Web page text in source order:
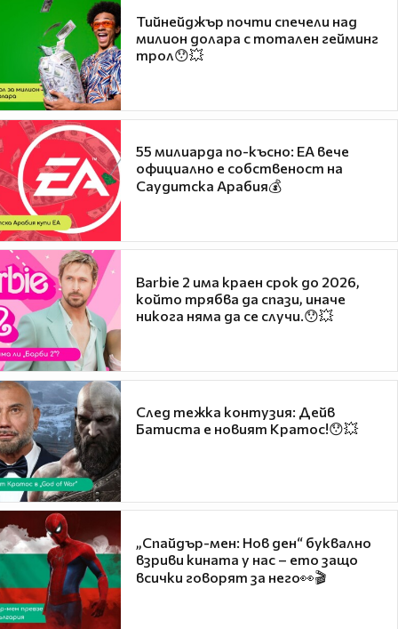
Тийнейджър почти спечели над
милион долара с тотален гейминг
трол😯💥
55 милиарда по-късно: EA вече
официално е собственост на
Саудитска Арабия💰
Barbie 2 има краен срок до 2026,
който трябва да спази, иначе
никога няма да се случи.😯💥
След тежка контузия: Дейв
Батиста е новият Кратос!😯💥
„Спайдър-мен: Нов ден“ буквално
взриви кината у нас – ето защо
всички говорят за него👀🎬